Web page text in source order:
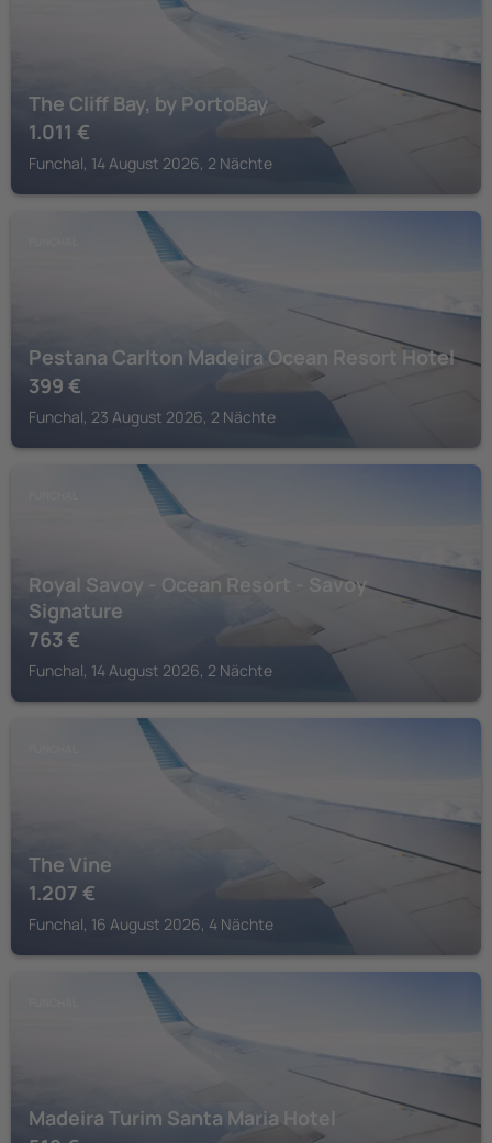
The Cliff Bay, by PortoBay
1.011 €
Funchal, 14 August 2026, 2 Nächte
Pestana Carlton Madeira Ocean Resort Hotel
399 €
Funchal, 23 August 2026, 2 Nächte
Royal Savoy - Ocean Resort - Savoy
Signature
763 €
Funchal, 14 August 2026, 2 Nächte
The Vine
1.207 €
Funchal, 16 August 2026, 4 Nächte
Madeira Turim Santa Maria Hotel